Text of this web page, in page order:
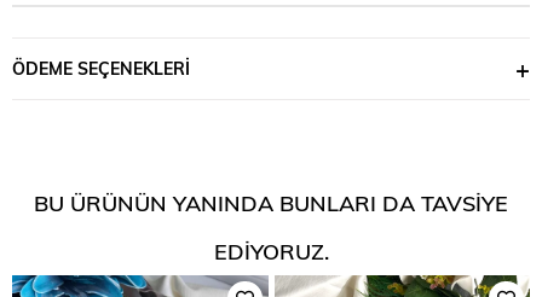
ÖDEME SEÇENEKLERI
BU ÜRÜNÜN YANINDA BUNLARI DA TAVSIYE
EDIYORUZ.